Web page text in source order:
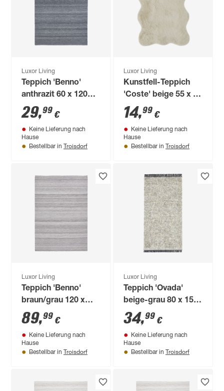
Luxor Living
Teppich 'Benno'
anthrazit 60 x 120
cm
29,99 €
Keine Lieferung nach
Hause
Bestellbar in Troisdorf
Luxor Living
Kunstfell-Teppich
'Coste' beige 55 x 80
cm
14,99 €
Keine Lieferung nach
Hause
Bestellbar in Troisdorf
Luxor Living
Teppich 'Benno'
braun/grau 120 x
170 cm
89,99 €
Keine Lieferung nach
Hause
Bestellbar in Troisdorf
Luxor Living
Teppich 'Ovada'
beige-grau 80 x 150
cm
34,99 €
Keine Lieferung nach
Hause
Bestellbar in Troisdorf